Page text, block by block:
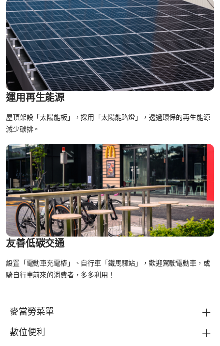
運用再生能源
屋頂架設「太陽能板」，採用「太陽能路燈」，透過環保的再生能源
減少碳排。
友善低碳交通
設置「電動車充電樁」、自行車「鐵馬驛站」，歡迎駕駛電動車，或
騎自行車前來的消費者，多多利用！
麥當勞菜單
數位便利